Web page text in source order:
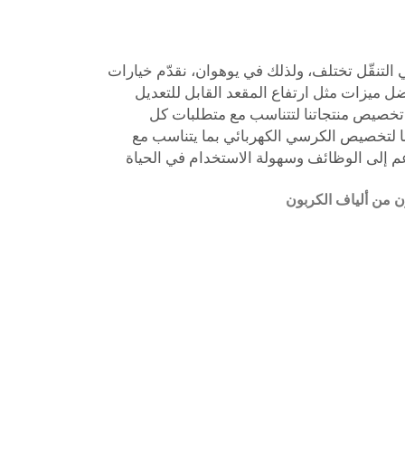
تختلف، ولذلك في يوهوان، نقدّم خيارات
ميزات مثل ارتفاع المقعد القابل للتعديل
تخصيص منتجاتنا لتتناسب مع متطلبات كل
الكرسي الكهربائي بما يتناسب مع
إلى الوظائف وسهولة الاستخدام في الحياة
من ألياف الكربون